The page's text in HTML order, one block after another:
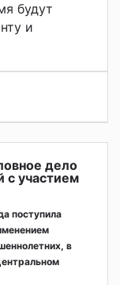
будут
и
дело
с участием
поступила
в